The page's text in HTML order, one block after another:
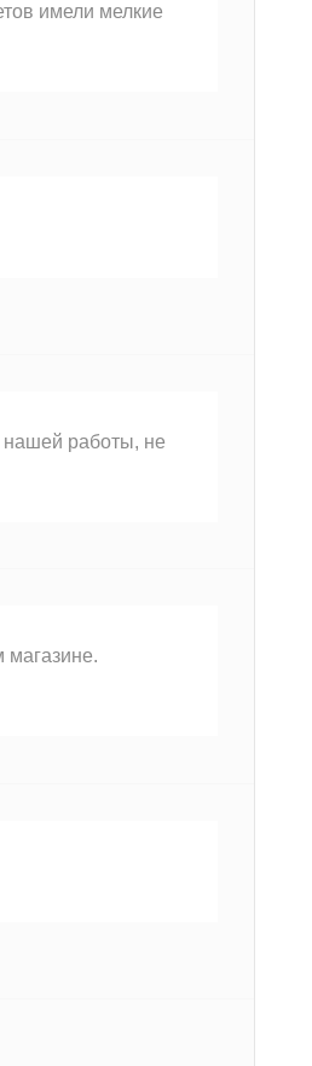
имели мелкие
нашей работы, не
магазине.